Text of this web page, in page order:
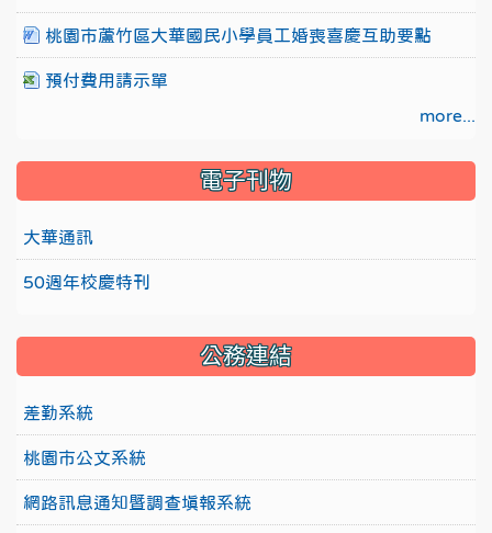
桃園市蘆竹區大華國民小學員工婚喪喜慶互助要點
預付費用請示單
more...
電子刊物
大華通訊
50週年校慶特刊
公務連結
差勤系統
桃園市公文系統
網路訊息通知暨調查填報系統